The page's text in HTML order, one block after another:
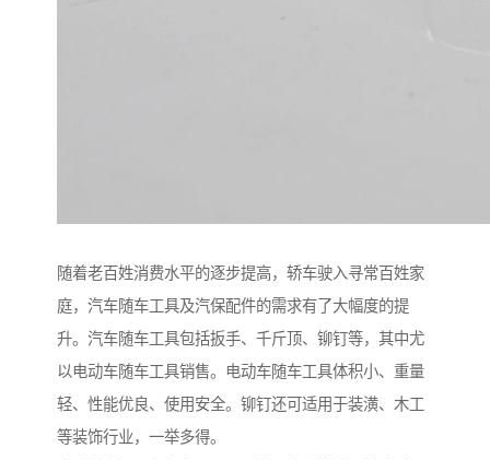
随着老百姓消费水平的逐步提高，轿车驶入寻常百姓家
庭，汽车随车工具及汽保配件的需求有了大幅度的提
升。汽车随车工具包括扳手、千斤顶、铆钉等，其中尤
以电动车随车工具销售。电动车随车工具体积小、重量
轻、性能优良、使用安全。铆钉还可适用于装潢、木工
等装饰行业，一举多得。